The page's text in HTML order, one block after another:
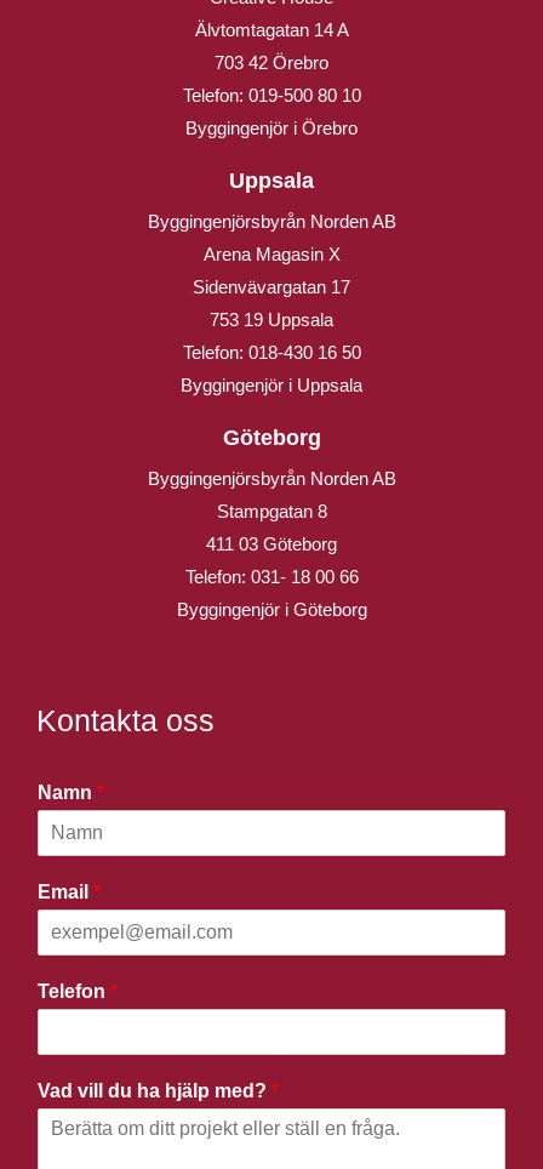
Älvtomtagatan 14 A
703 42 Örebro
Telefon: 019-500 80 10
Byggingenjör i Örebro
Uppsala
Byggingenjörsbyrån Norden AB
Arena Magasin X
Sidenvävargatan 17
753 19 Uppsala
Telefon: 018-430 16 50
Byggingenjör i Uppsala
Göteborg
Byggingenjörsbyrån Norden AB
Stampgatan 8
411 03 Göteborg
Telefon: 031- 18 00 66
Byggingenjör i Göteborg
Kontakta oss
Namn *
Email *
Telefon *
Vad vill du ha hjälp med? *